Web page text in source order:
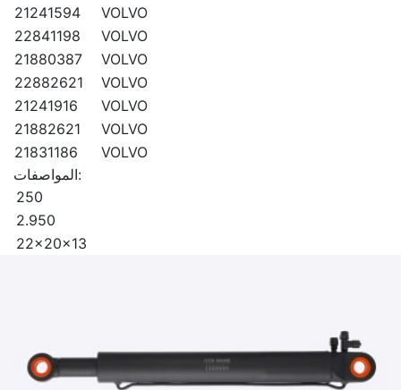
21241594
VOLVO
22841198
VOLVO
21880387
VOLVO
22882621
VOLVO
21241916
VOLVO
21882621
VOLVO
21831186
VOLVO
المواصفات:
250
2.950
22x20x13